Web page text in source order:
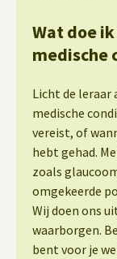
Wat doe
medische
Licht de leraar
medische
vereist, of
hebt gehad.
zoals
omgekeerde
Wij doen ons
waarborgen.
bent voor je